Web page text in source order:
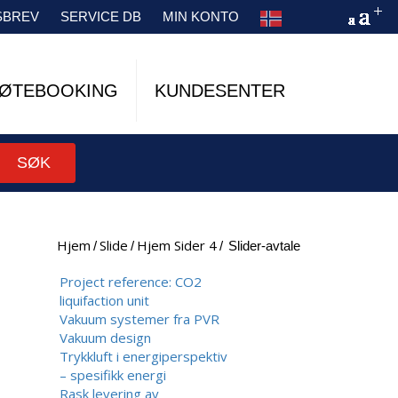
SERVICE DB MIN KONTO
KUNDESENTER
SØK
Hjem /Slide / Hjem Sider 4/ slider-avtale
Project reference: CO2
liquifaction unit
Vakuum systemer fra PVR
Vakuum design
Trykkluft i energiperspektiv
– spesifikk energi
Rask levering av